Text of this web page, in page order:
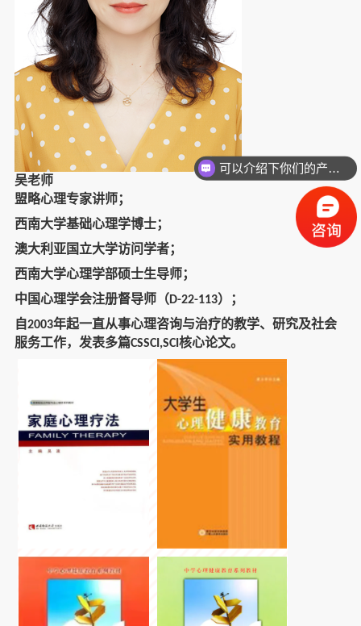
吴老师
盟略心理专家讲师；
西南大学基础心理学博士；
澳大利亚国立大学访问学者；
西南大学心理学部硕士生导师；
中国心理学会注册督导师（D-22-113）；
自2003年起一直从事心理咨询与治疗的教学、研究及社会
服务工作，发表多篇CSSCI,SCI核心论文。
可以介绍下你们的产品么？